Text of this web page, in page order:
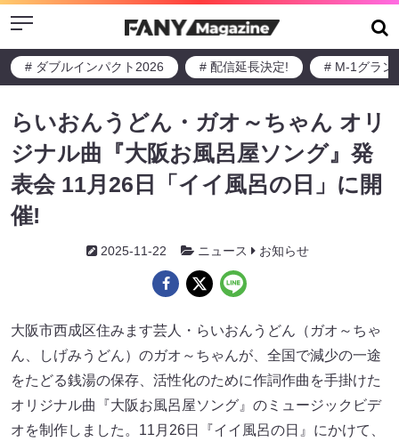
Menu
# ダブルインパクト2026 # 配信延長決定! # M-1グラン
らいおんうどん・ガオ～ちゃん オリ
ジナル曲『大阪お風呂屋ソング』発
表会 11月26日「イイ風呂の日」に開
催!
2025-11-22 ニュース お知らせ
大阪市西成区住みます芸人・らいおんうどん（ガオ～ちゃ
ん、しげみうどん）のガオ～ちゃんが、全国で減少の一途
をたどる銭湯の保存、活性化のために作詞作曲を手掛けた
オリジナル曲『大阪お風呂屋ソング』のミュージックビデ
オを制作しました。11月26日『イイ風呂の日』にかけて、